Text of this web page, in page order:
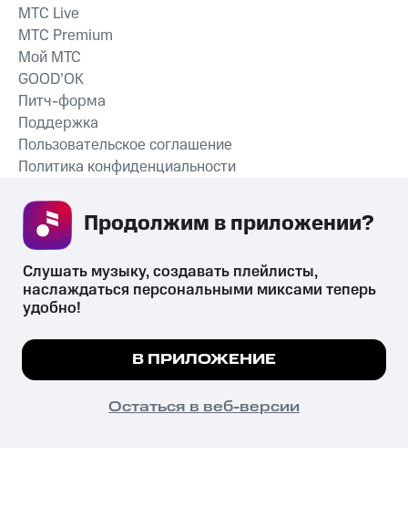
СКАЧАТЬ ПРИЛОЖЕНИЕ
MTС Live
MTС Premium
Мой МТС
GOOD’OK
Питч-форма
Поддержка
Пользовательское соглашение
Политика конфиденциальности
психотропных веществ, их аналогов причиняет вред здоровью,
их незаконный оборот запрещён и влечёт установленную
законодательством ответственность.
© 2026 ООО «КИОН».
Все права защищены
Мы используем куки, чтобы на сайте все
Подробнее
ПОНЯТНО
Слушать музыку, создавать плейлисты,
наслаждаться персональными миксами теперь
удобно!
В ПРИЛОЖЕНИЕ
Остаться в веб-версии